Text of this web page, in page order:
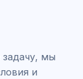
мы
и